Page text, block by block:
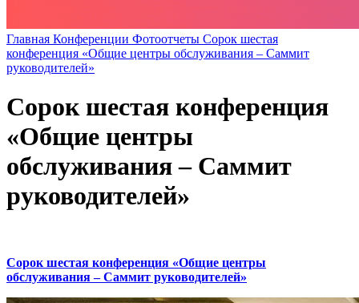
Главная Конференции Фотоотчеты Сорок шестая
конференция «Общие центры обслуживания – Саммит
руководителей»
Сорок шестая конференция
«Общие центры
обслуживания – Саммит
руководителей»
Сорок шестая конференция «Общие центры
обслуживания – Саммит руководителей»